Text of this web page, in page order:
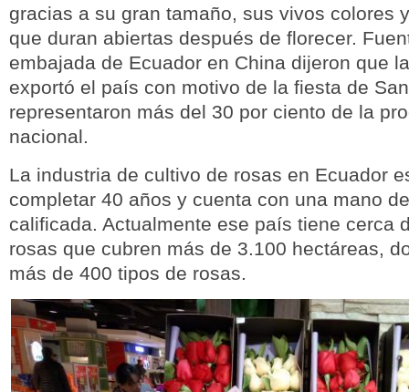
gracias a su gran tamaño, sus vivos colores
que duran abiertas después de florecer.
embajada de Ecuador en China dijeron que
exportó el país con motivo de la fiesta de
representaron más del 30 por ciento de la
nacional.
La industria de cultivo de rosas en Ecuador
completar 40 años y cuenta con una mano
calificada. Actualmente ese país tiene cerca
rosas que cubren más de 3.100 hectáreas,
más de 400 tipos de rosas.